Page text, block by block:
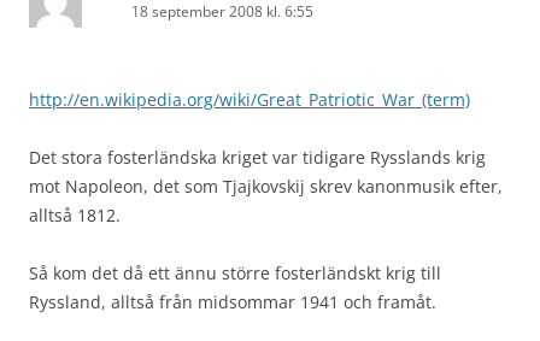
18 september 2008 kl. 6:55
http://en.wikipedia.org/wiki/Great_Patriotic_War_(term)
Det stora fosterländska kriget var tidigare Rysslands krig
mot Napoleon, det som Tjajkovskij skrev kanonmusik efter,
alltså 1812.
Så kom det då ett ännu större fosterländskt krig till
Ryssland, alltså från midsommar 1941 och framåt.